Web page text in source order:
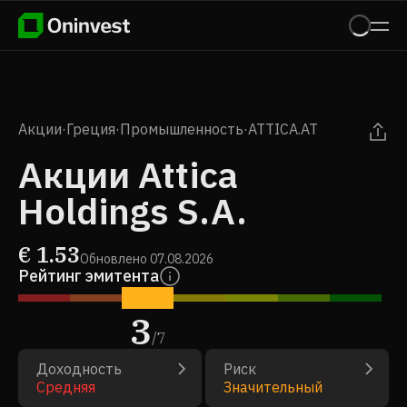
Акции·Греция·Промышленность·ATTICA.AT
Акции Attica
Holdings S.A.
€ 1.53Обновлено 07.08.2026
Рейтинг эмитента
3/7
Доходность
Средняя
Риск
Значительный